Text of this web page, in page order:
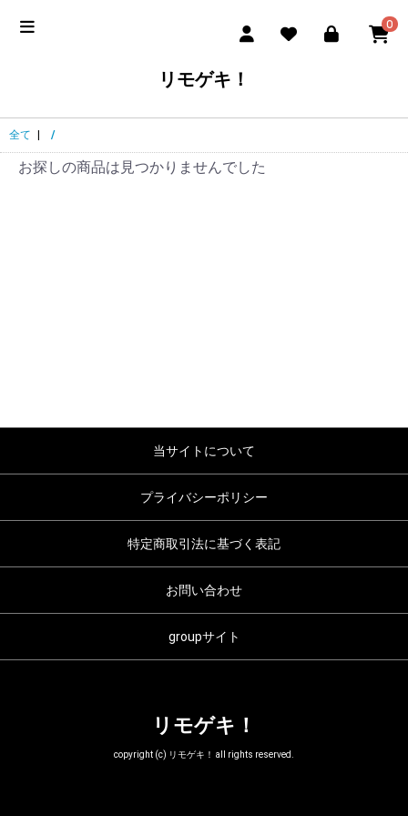
0
リモゲキ！
全て /
お探しの商品は見つかりませんでした
当サイトについて
プライバシーポリシー
特定商取引法に基づく表記
お問い合わせ
groupサイト
リモゲキ！
copyright (c) リモゲキ！ all rights reserved.